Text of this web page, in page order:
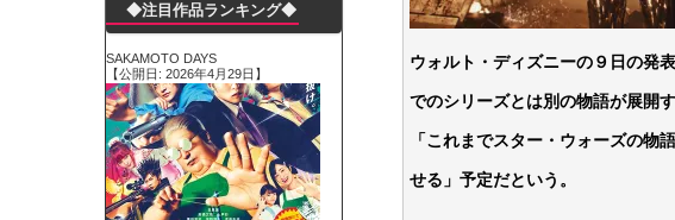
ウォルト・ディズニーの９日の発
でのシリーズとは別の物語が展開す
「これまでスター・ウォーズの物
せる」予定だという。
◆注目作品ランキング◆
SAKAMOTO DAYS
【公開日: 2026年4月29日】